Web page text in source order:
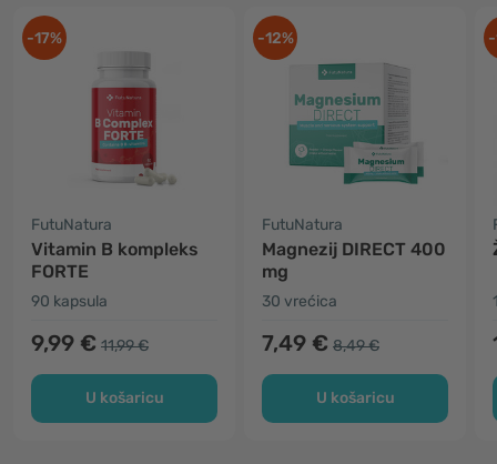
-17%
FutuNatura
Vitamin B kompleks
FORTE
90 kapsula
9,99 € 11,99 €
U košaricu
-12%
FutuNatura
Magnezij DIRECT 400
mg
30 vrećica
7,49 € 8,49 €
U košaricu